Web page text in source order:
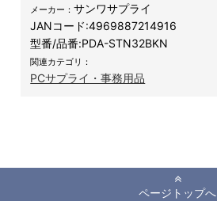
メーカー：サンワサプライ
JANコード:4969887214916
型番/品番:PDA-STN32BKN
関連カテゴリ：
PCサプライ・事務用品
ページトップへ